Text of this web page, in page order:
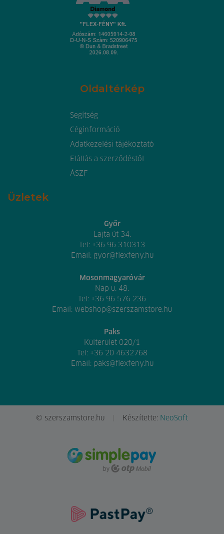
Oldaltérkép
Segítség
Céginformáció
Adatkezelési tájékoztató
Elállás a szerződéstől
ÁSZF
Üzletek
Győr
Lajta út 34.
Tel: +36 96 310313
Email: gyor@flexfeny.hu
Mosonmagyaróvár
Nap u. 48.
Tel: +36 96 576 236
Email: webshop@szerszamstore.hu
Paks
Külterület 020/1
Tel: +36 20 4632768
Email: paks@flexfeny.hu
© szerszamstore.hu Készítette: NeoSoft